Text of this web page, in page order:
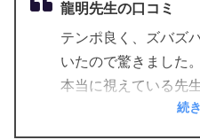
龍明先生の口コミ
テンポ良く、ズバズ
いたので驚きました。
本当に視えている先
続